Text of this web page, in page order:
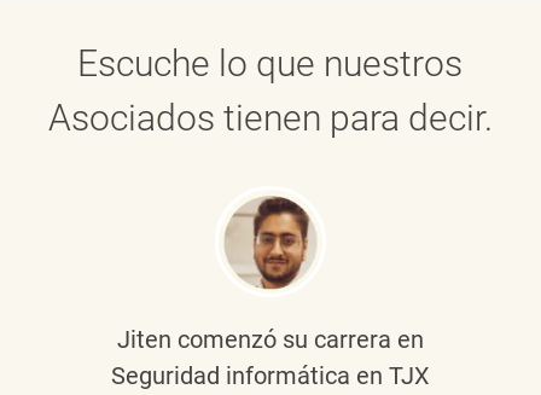
Escuche lo que nuestros
Asociados tienen para decir.
Jiten comenzó su carrera en
Seguridad informática en TJX